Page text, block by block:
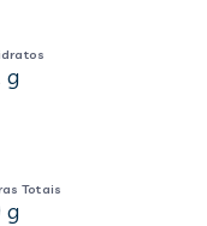
g
Totais
g